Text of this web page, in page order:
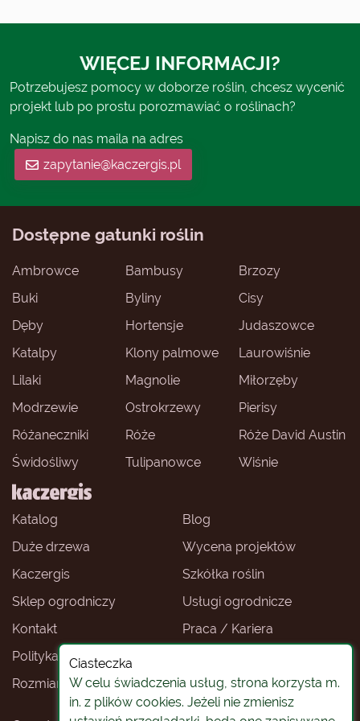
Ciasteczka
W celu świadczenia usług, strona korzysta m.
in. z plików cookies. Jeżeli nie zmienisz
WIĘCEJ INFORMACJI?
Potrzebujesz pomocy w doborze roślin, chcesz wycenić
projekt lub po prostu porozmawiać o roślinach?
Napisz do nas maila na adres
zapytanie@kaczergis.pl
Katalog
Blog
Duże drzewa
Wycena projektów
Kaczergis
Szkółka roślin
Sklep ogrodniczy
Usługi ogrodnicze
Kontakt
Praca / Kariera
Polityka prywatności
Rozmiary roślin
Sklep ogrodniczy -
Wrocław
Dostępne gatunki roślin
Ambrowce Bambusy
Brzozy
Buki
Byliny
Cisy
Dęby
Hortensje
Judaszowce
Katalpy
Klony palmowe
Laurowiśnie
Lilaki
Magnolie
Miłorzęby
Modrzewie
Ostrokrzewy
Pierisy
Różaneczniki
Róże
Róże David Austin
Świdośliwy
Tulipanowce Wiśnie